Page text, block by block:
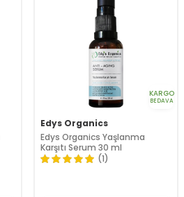
KARGO
BEDAVA
Edys Organics
Edys Organics Yaşlanma
Karşıtı Serum 30 ml
(1)